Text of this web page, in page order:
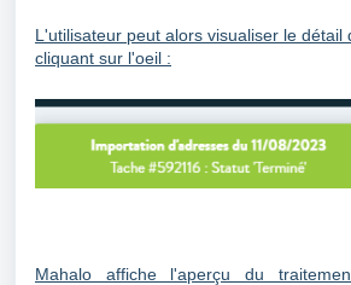
L'utilisateur peut alors visualiser le détail
cliquant sur l'oeil :
Mahalo affiche l'aperçu du